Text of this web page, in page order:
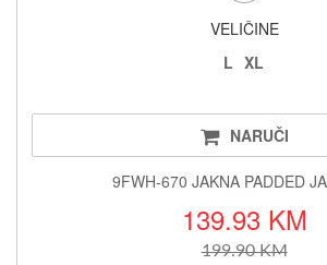
VELIČINE
L XL
NARUČI
9FWH-670 JAKNA PADDED
139.93 KM
199.90 KM